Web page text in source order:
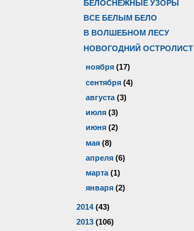
БЕЛОСНЕЖНЫЕ УЗОРЫ
ВСЕ БЕЛЫМ БЕЛО
В ВОЛШЕБНОМ ЛЕСУ
НОВОГОДНИЙ ОСТРОЛИСТ
►ноября(17)
►сентября(4)
►августа(3)
►июля(3)
►июня(2)
►мая(8)
►апреля(6)
►марта(1)
►января(2)
2014 (43)
2013 (106)